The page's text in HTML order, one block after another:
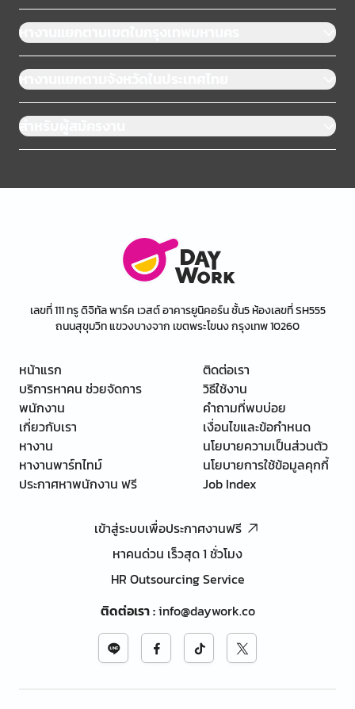
หางานแยกตามเขตในกรุงเทพมหานคร
หางานแยกตามจังหวัดในประเทศไทย
สำหรับผู้สมัครงาน
เลขที่ 111 ทรู ดิจิทัล พาร์ค เวสต์ อาคารยูนิคอร์น ชั้น5 ห้องเลขที่ SH555
ถนนสุขุมวิท แขวงบางจาก เขตพระโขนง กรุงเทพ 10260
หน้าแรก
บริการหาคน ช่วยจัดการ
พนักงาน
เกี่ยวกับเรา
หางาน
หางานพาร์ทไทม์
ประกาศหาพนักงาน ฟรี
ติดต่อเรา
วิธีใช้งาน
คำถามที่พบบ่อย
เงื่อนไขและข้อกำหนด
นโยบายความเป็นส่วนตัว
นโยบายการใช้ข้อมูลคุกกี้
Job Index
เข้าสู่ระบบเพื่อประกาศงานฟรี
หาคนด่วน เร็วสุด 1 ชั่วโมง
HR Outsourcing Service
ติดต่อเรา:info@daywork.co